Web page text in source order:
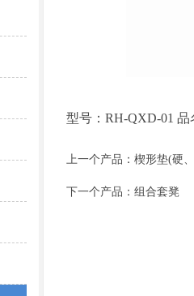
型号：RH-QXD-01 品
上一个产品： 楔形垫(硬
下一个产品： 组合套凳